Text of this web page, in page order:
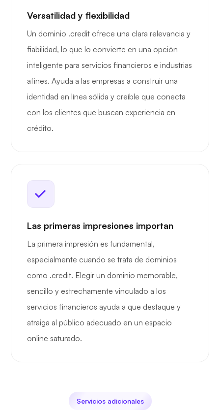
Versatilidad y flexibilidad
Un dominio .credit ofrece una clara relevancia y
fiabilidad, lo que lo convierte en una opción
inteligente para servicios financieros e industrias
afines. Ayuda a las empresas a construir una
identidad en línea sólida y creíble que conecta
con los clientes que buscan experiencia en
crédito.
Las primeras impresiones importan
La primera impresión es fundamental,
especialmente cuando se trata de dominios
como .credit. Elegir un dominio memorable,
sencillo y estrechamente vinculado a los
servicios financieros ayuda a que destaque y
atraiga al público adecuado en un espacio
online saturado.
Servicios adicionales